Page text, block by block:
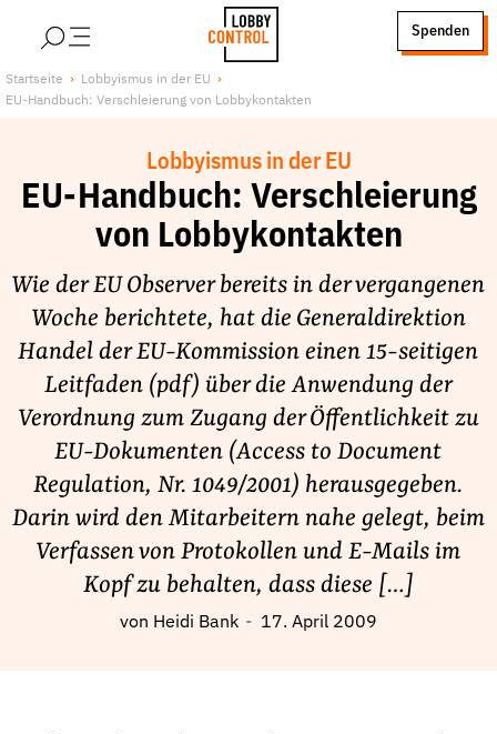
LobbyControl
StartSeite
Spenden
Über uns
Finanzierung
Lobbykritische Stadtführungen
Unsere Schwerpunkte
Lobbykontrolle und Regeln
Lobbyismus und Klima
Macht der Digitalkonzerne
Spenden & Fördern
Fördermitglied werden
Jetzt Spenden
Geschenkspende
Bußgelder und Geldauflagen
Startseite
Lobbyismus in der EU
EU-Handbuch: Verschleierung von Lobbykontakten
Lobbyismus in der EU
EU-Handbuch: Verschleierung
von Lobbykontakten
Wie der EU Observer bereits in der vergangenen
Woche berichtete, hat die Generaldirektion
Handel der EU-Kommission einen 15-seitigen
Leitfaden (pdf) über die Anwendung der
Verordnung zum Zugang der Öffentlichkeit zu
EU-Dokumenten (Access to Document
Regulation, Nr. 1049/2001) herausgegeben.
Darin wird den Mitarbeitern nahe gelegt, beim
Verfassen von Protokollen und E-Mails im
Kopf zu behalten, dass diese […]
von Heidi Bank 17. April 2009